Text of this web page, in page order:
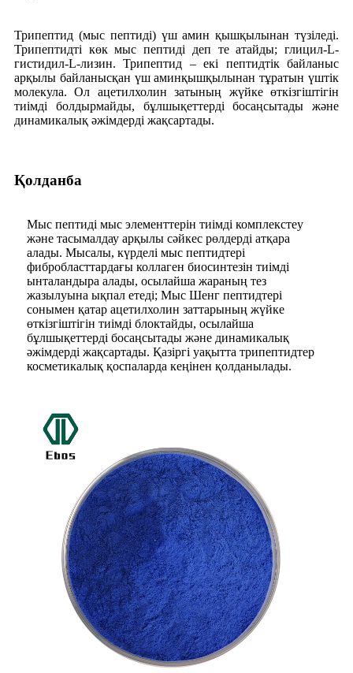
Трипептид (мыс пептиді) үш амин қышқылынан түзіледі.
Трипептидті көк мыс пептиді деп те атайды; глицил-L-
гистидил-L-лизин. Трипептид – екі пептидтік байланыс
арқылы байланысқан үш аминқышқылынан тұратын үштік
молекула. Ол ацетилхолин затының жүйке өткізгіштігін
тиімді болдырмайды, бұлшықеттерді босаңсытады және
динамикалық әжімдерді жақсартады.
Қолданба
Мыс пептиді мыс элементтерін тиімді комплекстеу
және тасымалдау арқылы сәйкес рөлдерді атқара
алады. Мысалы, күрделі мыс пептидтері
фибробласттардағы коллаген биосинтезін тиімді
ынталандыра алады, осылайша жараның тез
жазылуына ықпал етеді; Мыс Шенг пептидтері
сонымен қатар ацетилхолин заттарының жүйке
өткізгіштігін тиімді блоктайды, осылайша
бұлшықеттерді босаңсытады және динамикалық
әжімдерді жақсартады. Қазіргі уақытта трипептидтер
косметикалық қоспаларда кеңінен қолданылады.